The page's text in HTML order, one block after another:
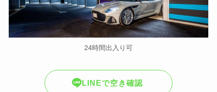
24時間出入り可
LINEで空き確認